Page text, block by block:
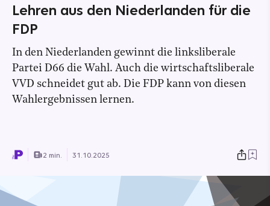
Lehren aus den Niederlanden für die
FDP
In den Niederlanden gewinnt die linksliberale
Partei D66 die Wahl. Auch die wirtschaftsliberale
VVD schneidet gut ab. Die FDP kann von diesen
Wahlergebnissen lernen.
2 min. 31.10.2025